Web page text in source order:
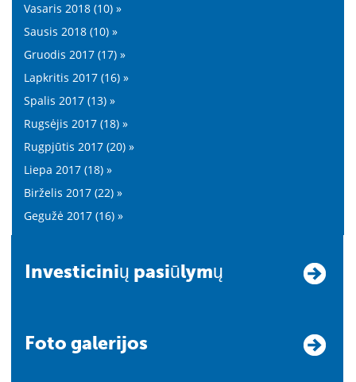
Vasaris 2018 (10) »
Sausis 2018 (10) »
Gruodis 2017 (17) »
Lapkritis 2017 (16) »
Spalis 2017 (13) »
Rugsėjis 2017 (18) »
Rugpjūtis 2017 (20) »
Liepa 2017 (18) »
Birželis 2017 (22) »
Gegužė 2017 (16) »
Investicinių pasiūlymų
Foto galerijos